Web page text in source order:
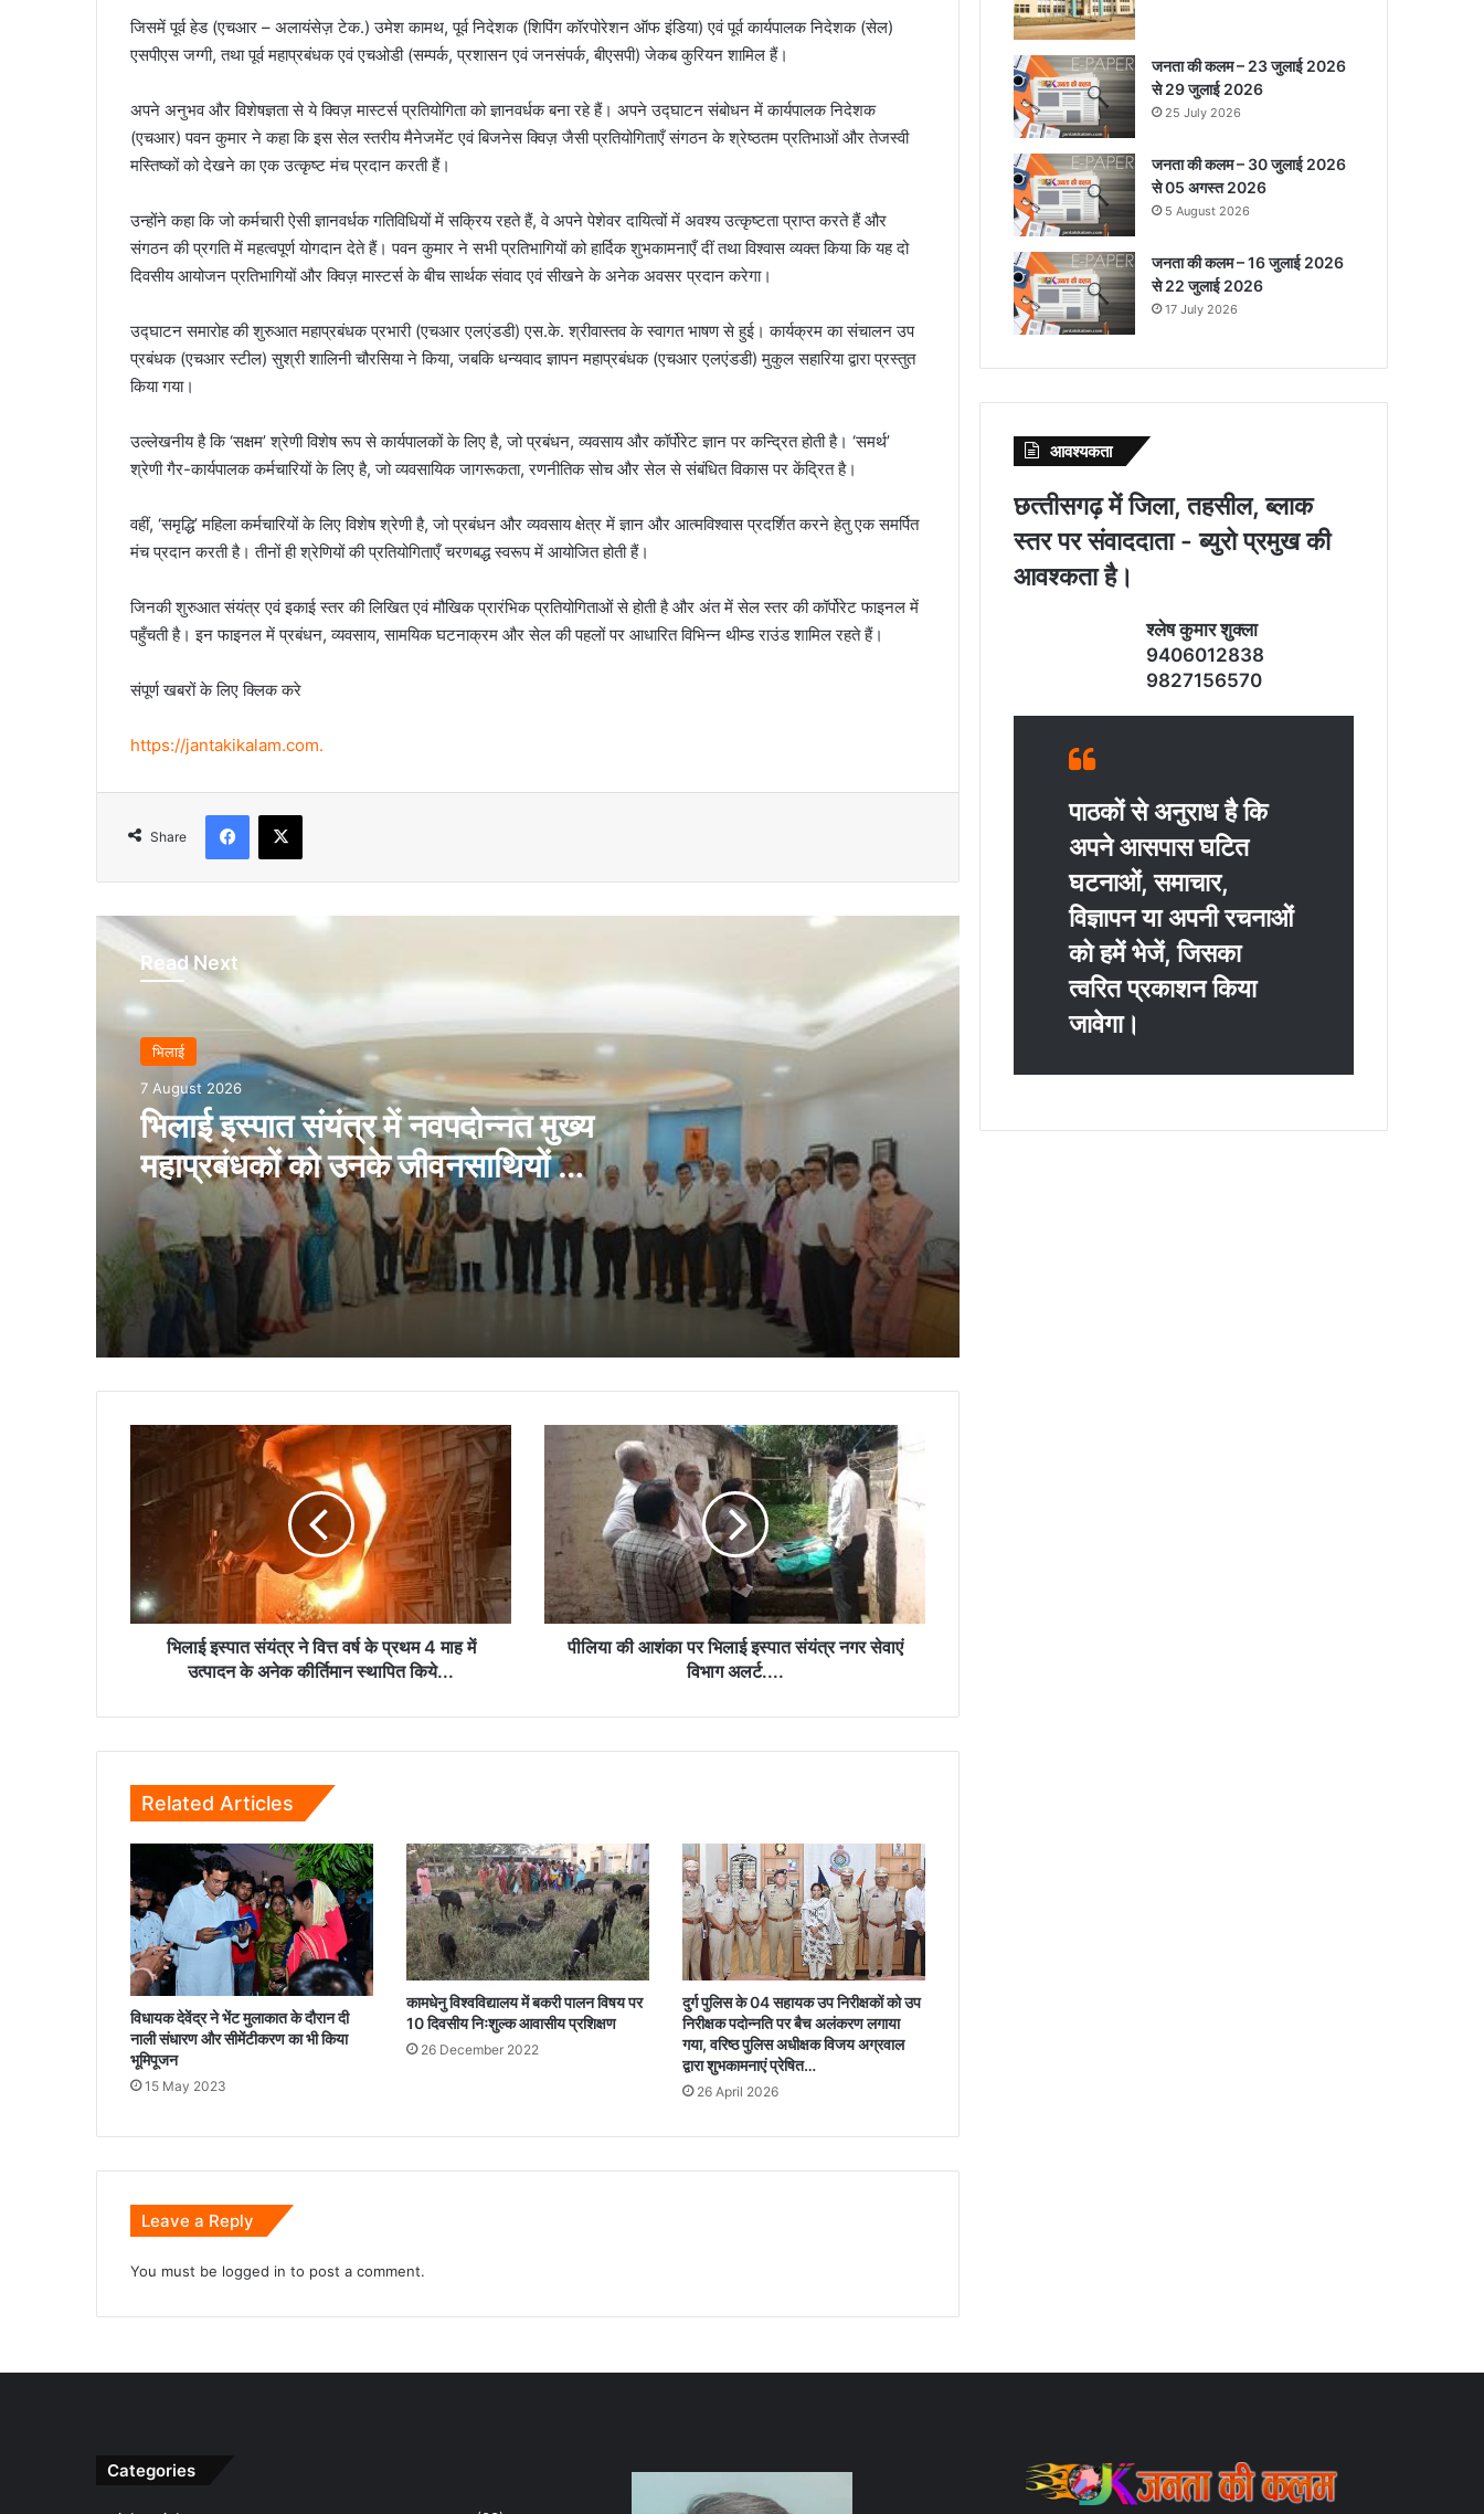
जिसमें पूर्व हेड (एचआर – अलायंसेज़ टेक.) उमेश कामथ, पूर्व निदेशक (शिपिंग कॉरपोरेशन ऑफ इंडिया) एवं पूर्व कार्यपालक निदेशक (सेल)
एसपीएस जग्गी, तथा पूर्व महाप्रबंधक एवं एचओडी (सम्पर्क, प्रशासन एवं जनसंपर्क, बीएसपी) जेकब कुरियन शामिल हैं।
अपने अनुभव और विशेषज्ञता से ये क्विज़ मास्टर्स प्रतियोगिता को ज्ञानवर्धक बना रहे हैं। अपने उद्घाटन संबोधन में कार्यपालक निदेशक
(एचआर) पवन कुमार ने कहा कि इस सेल स्तरीय मैनेजमेंट एवं बिजनेस क्विज़ जैसी प्रतियोगिताएँ संगठन के श्रेष्ठतम प्रतिभाओं और तेजस्वी
मस्तिष्कों को देखने का एक उत्कृष्ट मंच प्रदान करती हैं।
उन्होंने कहा कि जो कर्मचारी ऐसी ज्ञानवर्धक गतिविधियों में सक्रिय रहते हैं, वे अपने पेशेवर दायित्वों में अवश्य उत्कृष्टता प्राप्त करते हैं और
संगठन की प्रगति में महत्वपूर्ण योगदान देते हैं। पवन कुमार ने सभी प्रतिभागियों को हार्दिक शुभकामनाएँ दीं तथा विश्वास व्यक्त किया कि यह दो
दिवसीय आयोजन प्रतिभागियों और क्विज़ मास्टर्स के बीच सार्थक संवाद एवं सीखने के अनेक अवसर प्रदान करेगा।
उद्घाटन समारोह की शुरुआत महाप्रबंधक प्रभारी (एचआर एलएंडडी) एस.के. श्रीवास्तव के स्वागत भाषण से हुई। कार्यक्रम का संचालन उप
प्रबंधक (एचआर स्टील) सुश्री शालिनी चौरसिया ने किया, जबकि धन्यवाद ज्ञापन महाप्रबंधक (एचआर एलएंडडी) मुकुल सहारिया द्वारा प्रस्तुत
किया गया।
उल्लेखनीय है कि ‘सक्षम’ श्रेणी विशेष रूप से कार्यपालकों के लिए है, जो प्रबंधन, व्यवसाय और कॉर्पोरेट ज्ञान पर कन्द्रित होती है। ‘समर्थ’
श्रेणी गैर-कार्यपालक कर्मचारियों के लिए है, जो व्यवसायिक जागरूकता, रणनीतिक सोच और सेल से संबंधित विकास पर केंद्रित है।
वहीं, ‘समृद्धि’ महिला कर्मचारियों के लिए विशेष श्रेणी है, जो प्रबंधन और व्यवसाय क्षेत्र में ज्ञान और आत्मविश्वास प्रदर्शित करने हेतु एक समर्पित
मंच प्रदान करती है। तीनों ही श्रेणियों की प्रतियोगिताएँ चरणबद्ध स्वरूप में आयोजित होती हैं।
जिनकी शुरुआत संयंत्र एवं इकाई स्तर की लिखित एवं मौखिक प्रारंभिक प्रतियोगिताओं से होती है और अंत में सेल स्तर की कॉर्पोरेट फाइनल में
पहुँचती है। इन फाइनल में प्रबंधन, व्यवसाय, सामयिक घटनाक्रम और सेल की पहलों पर आधारित विभिन्न थीम्ड राउंड शामिल रहते हैं।
संपूर्ण खबरों के लिए क्लिक करे
https://jantakikalam.com.
Share
Facebook
X
Read Next
भिलाई
7 August 2026
भिलाई इस्पात संयंत्र में नवपदोन्नत मुख्य
महाप्रबंधकों को उनके जीवनसाथियों की
उपस्थिति में पदोन्नति आदेश प्रदान किये
गये
नया कीर्तिमान, अनेक उत्पादन इकाइयों ने बनाए नए
बृजमोहन अग्रवाल ने रखा छत्तीसगढ़ को भारत की
ऊर्जा सुरक्षा एवं भविष्य की क्रिटिकल मिनरल
अर्थव्यवस्था का अग्रणी राज्य बनाने का विजन
भिलाई में फुटपाथ पर अवैध कारोबार के खिलाफ
निगम की कार्रवाई…
निगम की कार्रवाई, नंदिनी रोड पर अवैध रूप से
सड़क घेरकर रखी रेत जब्त
सिंगल यूज प्लास्टिक के खिलाफ निगम की कार्रवाई,
2600 रुपये जुर्माना वसूला…
‘सुरक्षा-2026’ इन-प्लांट सेफ्टी सर्किल प्रतियोगिता
बीएमडीसी, सेक्टर-7 में ‘मिशन लक्ष्मी’ के तहत
स्वास्थ्य परीक्षण शिविर का आयोजन…
नेहरू आर्ट गैलरी में छायाकार हिमांशु वर्मा की एकल
छायाचित्र प्रदर्शनी का शुभारंभ 6 अगस्त को…
इस्पात
प्रथम
4
के
स्थापित
किये...
भिलाई इस्पात संयंत्र ने वित्त वर्ष के प्रथम 4 माह में
उत्पादन के अनेक कीर्तिमान स्थापित किये...
पीलिया
की
भिलाई
इस्पात
संयंत्र
नगर
सेवाएं
विभागपीलिया की आशंका पर भिलाई इस्पात संयंत्र नगर सेवाएं
विभाग अलर्ट....
Related Articles
विधायक देवेंद्र ने भेंट मुलाकात के दौरान दी
नाली संधारण और सीमेंटीकरण का भी किया
भूमिपूजन
15 May 2023
कामधेनु विश्वविद्यालय में बकरी पालन विषय पर
10 दिवसीय निःशुल्क आवासीय प्रशिक्षण
26 December 2022
दुर्ग पुलिस के 04 सहायक उप निरीक्षकों को उप
निरीक्षक पदोन्नति पर बैच अलंकरण लगाया
गया, वरिष्ठ पुलिस अधीक्षक विजय अग्रवाल
द्वारा शुभकामनाएं प्रेषित…
26 April 2026
Leave a Reply
You must be logged in to post a comment.
जनता की कलम – 23 जुलाई 2026
से 29 जुलाई 2026
25 July 2026
जनता की कलम – 30 जुलाई 2026
से 05 अगस्त 2026
5 August 2026
जनता की कलम – 16 जुलाई 2026
से 22 जुलाई 2026
17 July 2026
आवश्‍यकता
छत्‍तीसगढ़ में जिला, तहसील, ब्‍लाक
स्‍तर पर संवाददाता - ब्‍युरो प्रमुख की
आवश्‍कता है।
श्‍लेष कुमार शुक्‍ला
9406012838
9827156570
पाठकों से अनुराध है कि
अपने आसपास घटित
घटनाओं, समाचार,
विज्ञापन या अपनी रचनाओं
को हमें भेजें, जिसका
त्‍वरित प्रकाशन किया
जावेगा।
Categories